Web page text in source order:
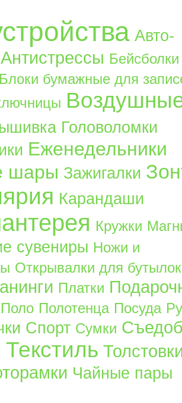
Авто-
Антистрессы Бейсболки
Блоки бумажные для
Головоломки
Еженедельники
шары Зажигалки
Карандаши
Кружки
сувениры Ножи и
Открывалки для бутылок
Платки
Поло Полотенца Посуда
Спорт Сумки
Текстиль
Чайные пары